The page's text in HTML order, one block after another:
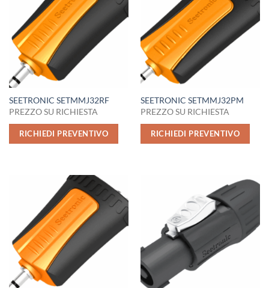
SEETRONIC SETMMJ32RF
PREZZO SU RICHIESTA
RICHIEDI PREVENTIVO
SEETRONIC SETMMJ32PM
PREZZO SU RICHIESTA
RICHIEDI PREVENTIVO